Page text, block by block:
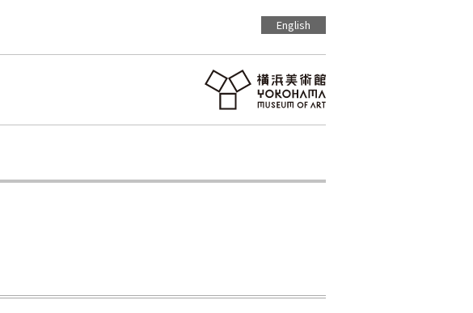
English